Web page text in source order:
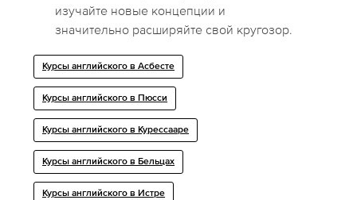
изучайте новые концепции и
значительно расширяйте свой кругозор.
Курсы английского в Асбесте
Курсы английского в Пюсси
Курсы английского в Курессааре
Курсы английского в Бельцах
Курсы английского в Истре